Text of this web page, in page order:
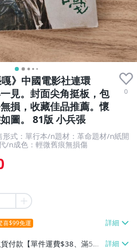
》中國電影社連環
見。封面尖角挺板，包
損，收藏佳品推薦。懷
圖。 81版 小兵張
0
式：單行本/n題材：革命題材/n紙開
/n成色：輕微舊痕無損傷
喜$99免運
貨付款【單件運費$38、滿5件